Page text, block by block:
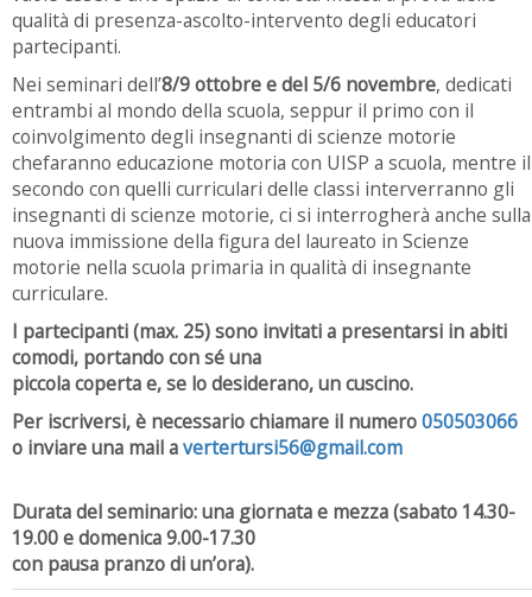
qualità di presenza-ascolto-intervento degli educatori
partecipanti.
Nei seminari dell’8/9 ottobre e del 5/6 novembre, dedicati
entrambi al mondo della scuola, seppur il primo con il
coinvolgimento degli insegnanti di scienze motorie
chefaranno educazione motoria con UISP a scuola, mentre il
secondo con quelli curriculari delle classi interverranno gli
insegnanti di scienze motorie, ci si interrogherà anche sulla
nuova immissione della figura del laureato in Scienze
motorie nella scuola primaria in qualità di insegnante
curriculare.
I partecipanti (max. 25) sono invitati a presentarsi in abiti
comodi, portando con sé una
piccola coperta e, se lo desiderano, un cuscino.
Per iscriversi, è necessario chiamare il numero050503066
o inviare una mail avertertursi56@gmail.com
Durata del seminario: una giornata e mezza (sabato 14.30-
19.00 e domenica 9.00-17.30
con pausa pranzo di un’ora).